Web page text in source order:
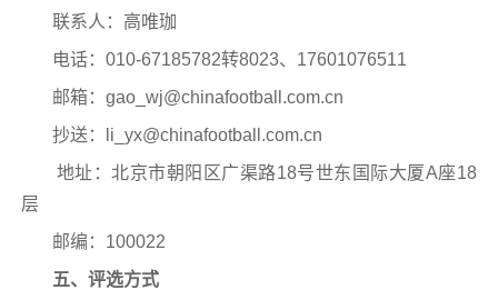
联系人：高唯珈
电话：010-67185782转8023、17601076511
邮箱：gao_wj@chinafootball.com.cn
抄送：li_yx@chinafootball.com.cn
地址：北京市朝阳区广渠路18号世东国际大厦A座18
层
邮编：100022
五、评选方式